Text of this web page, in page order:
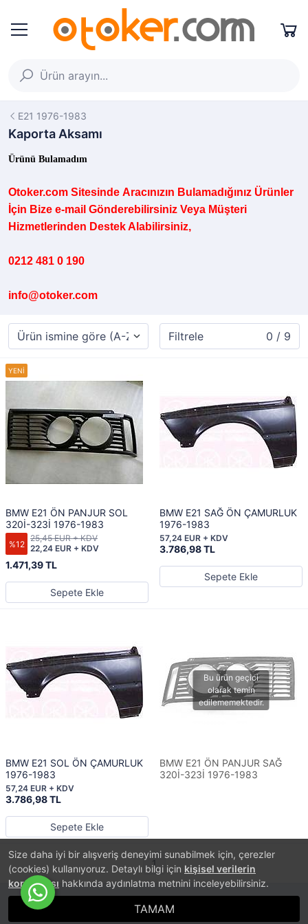
Size daha iyi bir alışveriş deneyimi sunabilmek için, çerezler
(cookies) kullanıyoruz. Detaylı bilgi için kişisel verilerin
korunması hakkında aydınlatma metnini inceleyebilirsiniz.
TAMAM
E21 1976-1983
Kaporta Aksamı
Ürünü Bulamadım
Otoker.com Sitesinde Aracınızın Bulamadığınız Ürünler
İçin Bize e-mail Gönderebilirsiniz Veya Müşteri
Hizmetlerinden Destek Alabilirsiniz,
0212 481 0 190
info@otoker.com
Filtrele 0 / 9
BMW E21 ÖN PANJUR SOL
320İ-323İ 1976-1983
%12
1.471,39 TL
22,24 EUR + KDV
25,45 EUR + KDV
Sepete Ekle
BMW E21 SAĞ ÖN ÇAMURLUK
1976-1983
3.786,98 TL
57,24 EUR + KDV
Sepete Ekle
BMW E21 SOL ÖN ÇAMURLUK
1976-1983
3.786,98 TL
57,24 EUR + KDV
Sepete Ekle
BMW E21 ÖN PANJUR SAĞ
320İ-323İ 1976-1983
1
E-Ticaret Sistemi